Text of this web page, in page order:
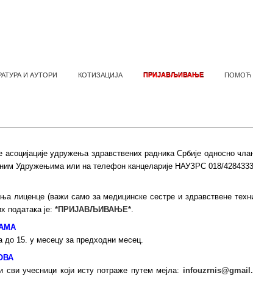
И АУТОРИ КОТИЗАЦИЈА ПРИЈАВЉИВАЊЕ ПОМОЋ
удружења здравствених радника Србије односно
Удружењима или на телефон канцеларије НАУЗРС 018/4284333
лиценце (важи само за медицинске сестре и здравствене
података је: *ПРИЈАВЉИВАЊЕ*.
до 15. у месецу за предходни месец.
учесници који исту потраже путем мејла: